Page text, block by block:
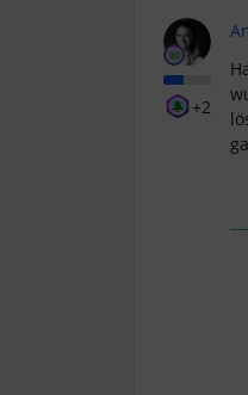
+2